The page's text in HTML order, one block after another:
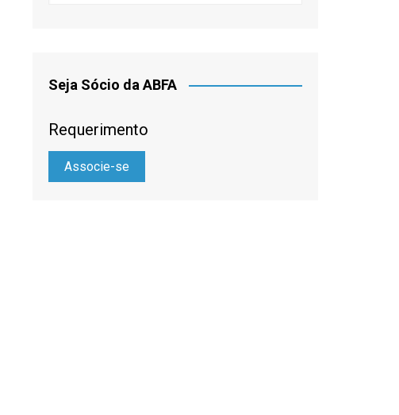
Seja Sócio da ABFA
Requerimento
Associe-se